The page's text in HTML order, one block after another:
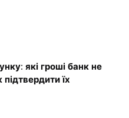
які гроші банк не
їх